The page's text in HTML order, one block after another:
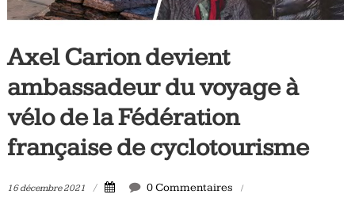
Tous
jours,
actualité
vélo
et
triathlon
Axel Carion devient
ambassadeur du voyage à
vélo de la Fédération
française de cyclotourisme
16 décembre 2021 0 Commentaires